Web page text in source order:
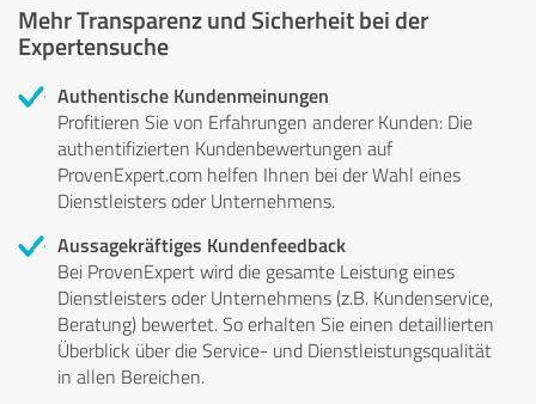
Mehr Transparenz und Sicherheit bei der
Expertensuche
Authentische Kundenmeinungen
Profitieren Sie von Erfahrungen anderer Kunden: Die
authentifizierten Kundenbewertungen auf
ProvenExpert.com helfen Ihnen bei der Wahl eines
Dienstleisters oder Unternehmens.
Aussagekräftiges Kundenfeedback
Bei ProvenExpert wird die gesamte Leistung eines
Dienstleisters oder Unternehmens (z.B. Kundenservice,
Beratung) bewertet. So erhalten Sie einen detaillierten
Überblick über die Service- und Dienstleistungsqualität
in allen Bereichen.